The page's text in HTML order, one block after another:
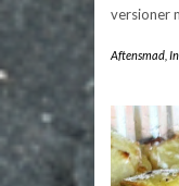
versioner
Aftensmad